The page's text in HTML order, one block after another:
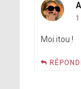
Moi itou !